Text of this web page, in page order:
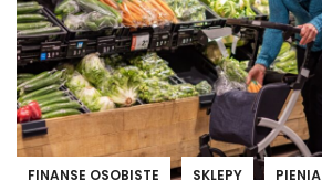
FINANSE OSOBISTE SKLEPY